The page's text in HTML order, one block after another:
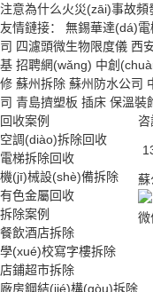
注意為什么火災(zāi)事故頻
友情鏈接：
無錫華達(dá)
司 四濾頭微生物限度儀 西
基 招聘網(wǎng) 中創
修 蘇州拆除 蘇州防水公司
司 青島擠塑板 插床 保溫裝
回收案例
空調(diào)拆除回收
電梯拆除回收
機(jī)械設(shè)備拆除
有色金屬回收
拆除案例
餐飲酒店拆除
學(xué)校寫字樓拆除
店鋪超市拆除
廠房鋼結(jié)構(gòu)拆除
咨
蘇
微